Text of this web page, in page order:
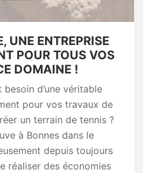
UNE ENTREPRISE
POUR TOUS VOS
DOMAINE !
d’une véritable
pour vos travaux de
un terrain de tennis ?
à Bonnes dans le
depuis toujours
réaliser des économies